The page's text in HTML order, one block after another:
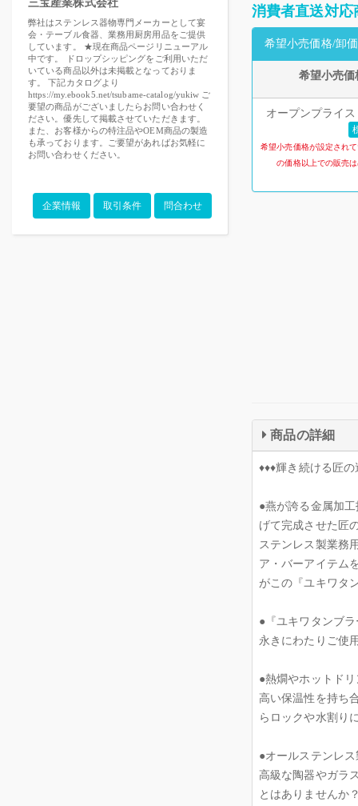
三宝産業株式会社
弊社はステンレス器物専門メーカーとして宴
会・テーブル食器、業務用厨房用品をご提供
しています。 ★現在商品ページリニューアル
中です。 ドロップシッピングをご利用いただ
いている商品以外は未掲載となっておりま
す。 下記カタログより
https://my.ebook5.net/tsubame-catalog/yukiw ご
要望の商品がございましたらお問い合わせく
ださい。優先して掲載させていただきます。
また、お客様からの特注品やOEM商品の製造
も承っております。ご要望があればお気軽に
お問い合わせください。
企業情報 取引条件 問合わせ
消費者直送対応
希望小売価格/卸
希望小売価
オープンプライ
希望小売価格が設定され
の価格以上での販売
商品の詳細
♦♦♦輝き続ける匠の
●燕が誇る金属加
げて完成させた匠
ステンレス製業務
ア・バーアイテム
がこの『ユキワタ
●『ユキワタンブ
永きにわたりご使
●熱燗やホットド
高い保温性を持ち
らロックや水割り
●オールステンレ
高級な陶器やガラ
とはありませんか